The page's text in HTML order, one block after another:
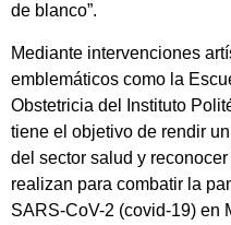
de blanco”.
Mediante intervenciones
emblemáticos como la
Obstetricia del Instituto
tiene el objetivo de rendir
del sector salud y
realizan para combatir la
SARS-CoV-2 (covid-19) en